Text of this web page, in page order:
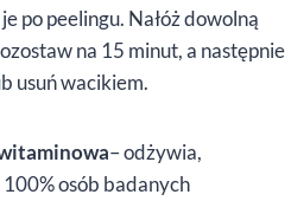
po peelingu. Nałóż dowolną
na 15 minut, a następnie
usuń wacikiem.
– odżywia,
osób badanych